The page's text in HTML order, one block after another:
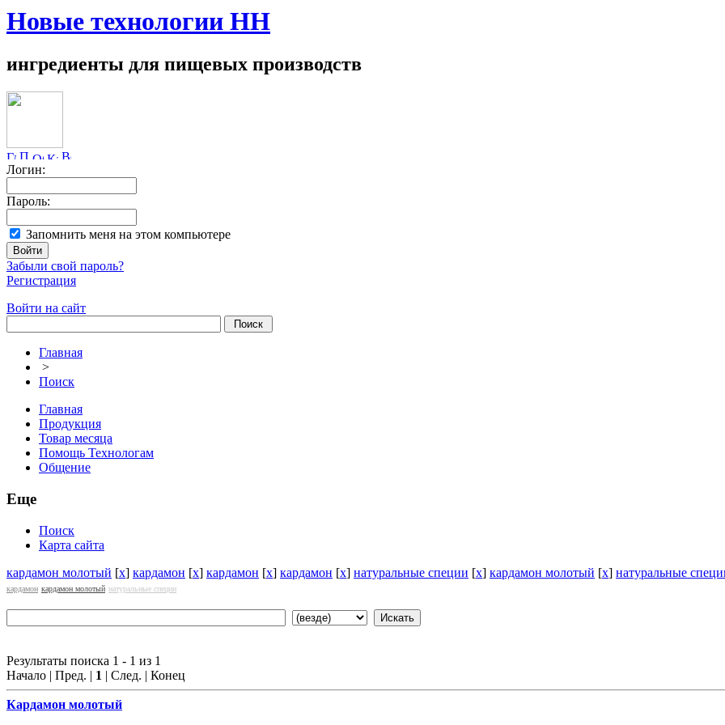
Новые технологии НН
ингредиенты для пищевых производств
Логин:
Пароль:
Запомнить меня на этом компьютере
Забыли свой пароль?
Регистрация
Войти на сайт
Главная
>
Поиск
Главная
Продукция
Товар месяца
Помощь Технологам
Общение
Еще
Поиск
Карта сайта
кардамон молотый [x] кардамон [x] кардамон [x] кардамон [x] натуральные специи [x] кардамон молотый [x] натуральные
кардамон кардамон молотый натуральные специи
Результаты поиска 1 - 1 из 1
Начало | Пред. | 1 | След. | Конец
Кардамон молотый